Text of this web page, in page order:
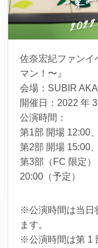
佐奈宏紀ファンイ
マン！〜』
会場：SUBIR
開催日：2022 年
公演時間：
第1部 開場 12:00
第2部 開場 15:00
第3部（FC 限定
20:00（予定）
※公演時間は当日
ます。
※公演時間は第 1